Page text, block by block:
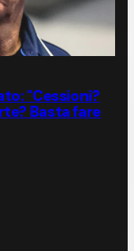
"Cessioni?
Basta fare